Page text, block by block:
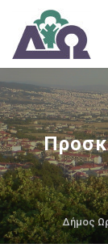
Δήμος